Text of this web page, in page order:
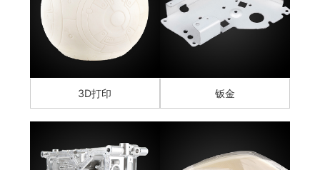
3D打印 钣金